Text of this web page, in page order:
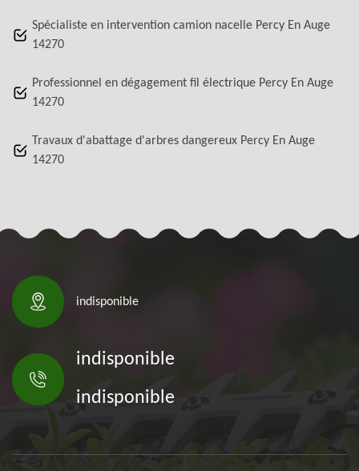
Spécialiste en intervention camion nacelle Percy En Auge
14270
Professionnel en dégagement fil électrique Percy En Auge
14270
Travaux d'abattage d'arbres dangereux Percy En Auge
14270
indisponible
indisponible
indisponible